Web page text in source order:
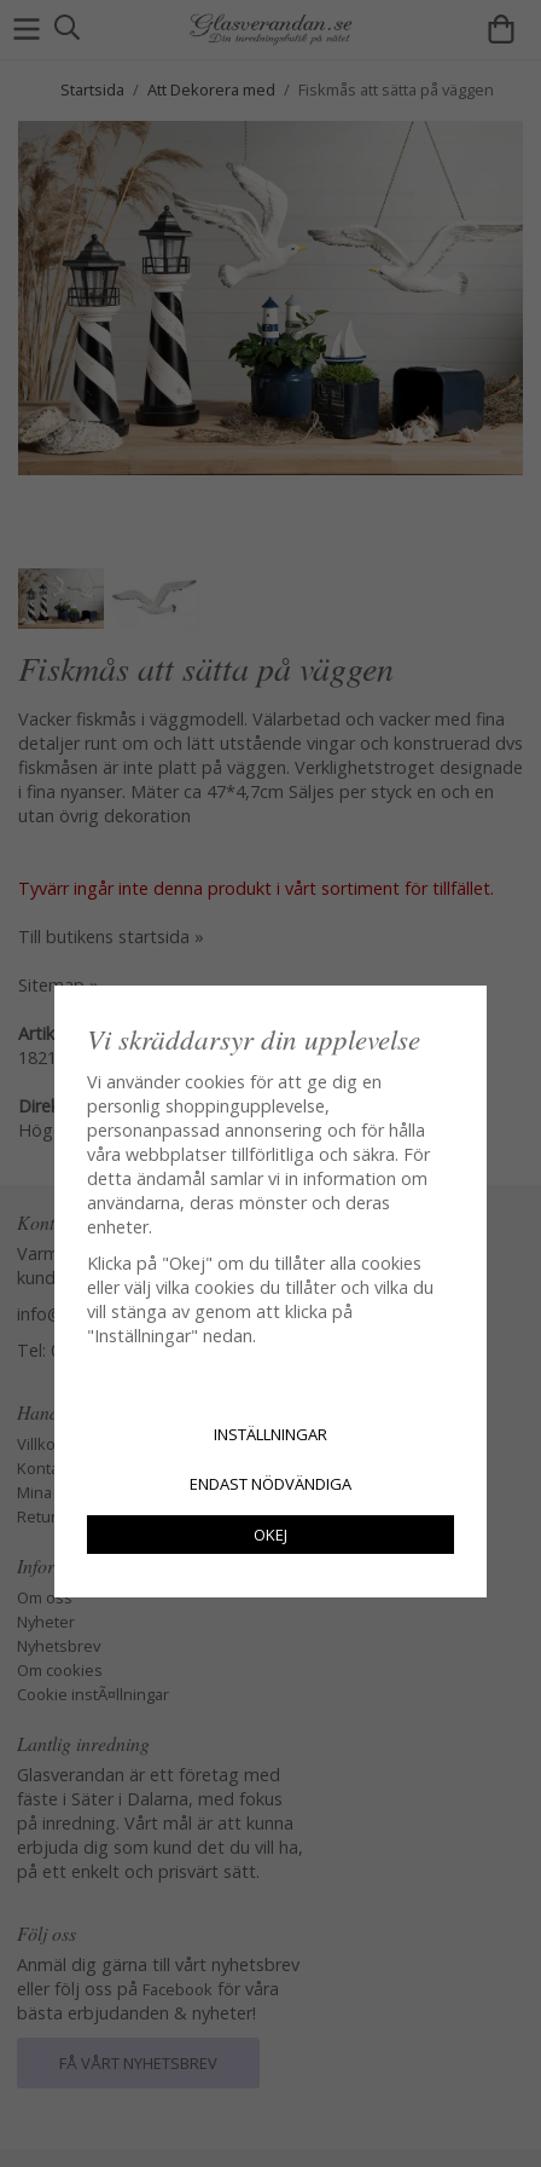
Startsida / Att Dekorera med / Fiskmås att sätta på väggen
Fiskmås att sätta på väggen
Vacker fiskmås i väggmodell. Välarbetad och vacker med fina
detaljer runt om och lätt utstående vingar och konstruerad dvs
fiskmåsen är inte platt på väggen. Verklighetstroget designade
i fina nyanser. Mäter ca 47*4,7cm Säljes per styck en och en
utan övrig dekoration
Tyvärr ingår inte denna produkt i vårt sortiment för tillfället.
Till butikens startsida »
Sitemap »
Artikelnummer:
18218
Direktlänk:
Högerklicka och kopiera adressen
Kontakta oss
Varmt välkommen att kontakta vår
kundtjänst.
info@glasverandan.se
Tel: 079-3495968
Handla
Villkor
Kontakta oss
Mina favoriter
Retur och Reklamation
Information
Om oss
Nyheter
Nyhetsbrev
Om cookies
Cookie instÃ¤llningar
Lantlig inredning
Glasverandan är ett företag med
fäste i Säter i Dalarna, med fokus
på inredning. Vårt mål är att kunna
erbjuda dig som kund det du vill ha,
på ett enkelt och prisvärt sätt.
Följ oss
Anmäl dig gärna till vårt nyhetsbrev
eller följ oss på Facebook för våra
bästa erbjudanden & nyheter!
FÅ VÅRT NYHETSBREV
Vi skräddarsyr din upplevelse
Vi använder cookies för att ge dig en
personlig shoppingupplevelse,
personanpassad annonsering och för hålla
våra webbplatser tillförlitliga och säkra. För
detta ändamål samlar vi in information om
användarna, deras mönster och deras
enheter.
Klicka på "Okej" om du tillåter alla cookies
eller välj vilka cookies du tillåter och vilka du
vill stänga av genom att klicka på
"Inställningar" nedan.
INSTÄLLNINGAR
ENDAST NÖDVÄNDIGA
OKEJ